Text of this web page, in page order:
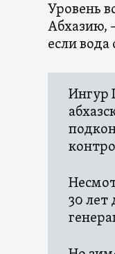
Уровень
Абхазию,
если
Ингур
30 лет